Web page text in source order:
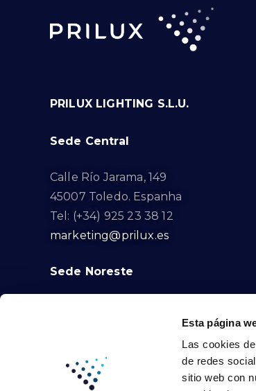
Esta página
Las cookies
de redes
sitio web con
PRILUX LIGHTING S.L.U.
Sede Central
Calle Río Jarama, 149
45007 Toledo. Espanha
Tel: (+34) 925 23 38 12
marketing@prilux.es
Sede Noreste
08791. Sant Llorenç d’Hortons.
Tel: (+34) 93 719 23 29
marketing@prilux.es